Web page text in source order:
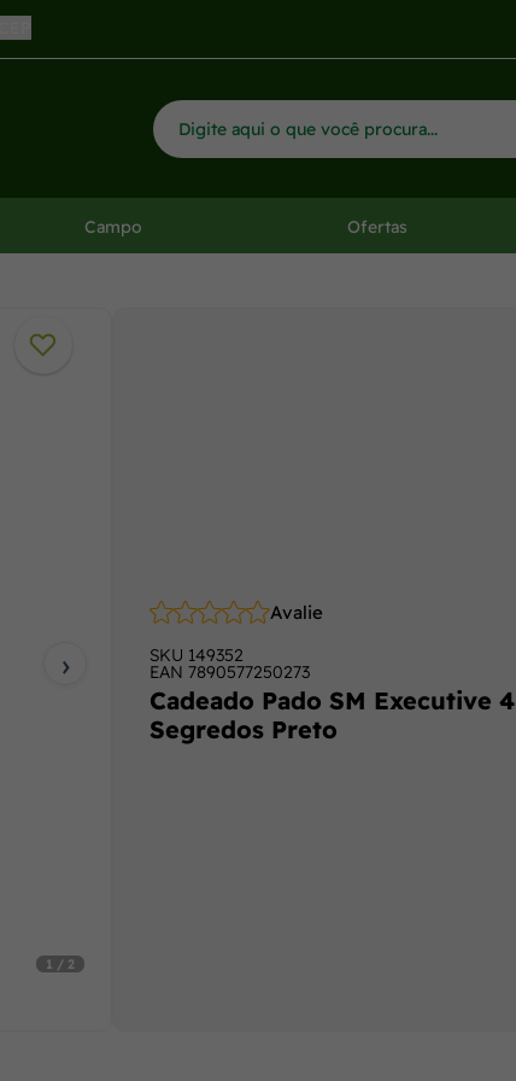
Campo Ofertas
›
1 / 2
Avalie
SKU 149352
EAN 7890577250273
Cadeado Pado SM Executive 4
Segredos Preto